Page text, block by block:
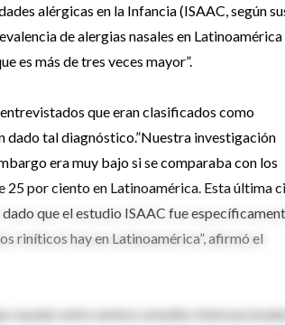
alérgicas en la Infancia (ISAAC, según
de alergias nasales en Latinoamérica
es más de tres veces mayor”.
que eran clasificados como
dado tal diagnóstico.”Nuestra investigación
era muy bajo si se comparaba con los
25 por ciento en Latinoamérica. Esta última
que el estudio ISAAC fue
riníticos hay en Latinoamérica”, afirmó el
nasales entre ambos estudios